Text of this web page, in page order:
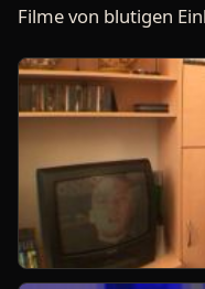
Filme von blutigen